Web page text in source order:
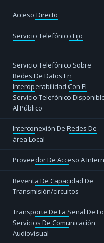
Acceso Directo
Servicio Telefónico Fijo
Servicio Telefónico Sobre
Redes De Datos En
Interoperabilidad Con El
Servicio Telefónico
Al Público
Interconexión De Redes De
área Local
Proveedor De Acceso A
Reventa De Capacidad De
Transmisión/circuitos
Transporte De La Señal De
Servicios De Comunicación
Audiovisual